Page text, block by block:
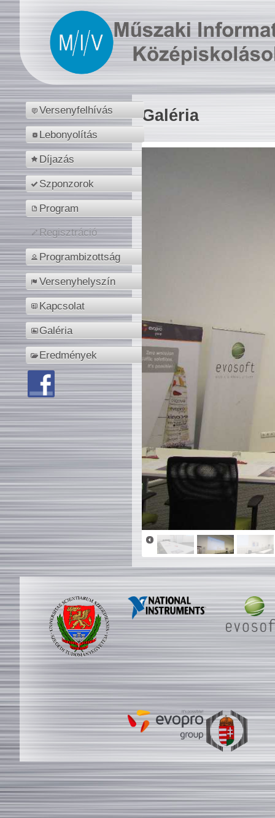
Versenyfelhívás
Lebonyolítás
Díjazás
Szponzorok
Program
Regisztráció
Programbizottság
Versenyhelyszín
Kapcsolat
Galéria
Eredmények
Galéria